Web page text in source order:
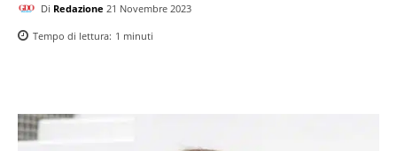
Di Redazione 21 Novembre 2023
Tempo di lettura: 1 minuti